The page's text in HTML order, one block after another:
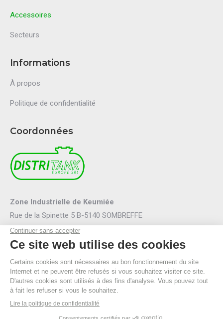
Accessoires
Secteurs
Informations
À propos
Politique de confidentialité
Coordonnées
Zone Industrielle de Keumiée
Rue de la Spinette 5 B-5140 SOMBREFFE
Mail :info@distritank.be
Tel.: 071/88 81 46
Fax : 071/88 94 53
R.P.M. Namur
TVA BE 0474.635.054